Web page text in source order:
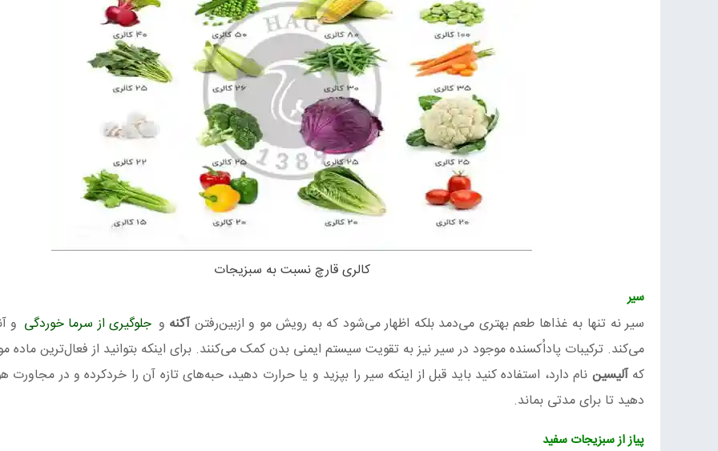
کالری قارچ نسبت به سبزیجات
سیر
سیر نه‌ تنها به غذاها طعم بهتری می‌دمد بلکه اظهار می‌شود که به رویش مو و ازبین‌رفتنآکنه و جلوگیری از سرما خوردگی و
می‌کند. ترکیبات پاداُکسنده موجود در سیر نیز به تقویت سیستم ایمنی بدن کمک می‌کنند. برای اینکه بتوانید از فعال‌ترین ماده
کهآلیسین نام دارد، استفاده کنید باید قبل از اینکه سیر را بپزید و یا حرارت دهید، حبه‌های تازه آن را خردکرده و در مجاورت
دهید تا برای مدتی بماند.
پیاز از سبزیجات سفید